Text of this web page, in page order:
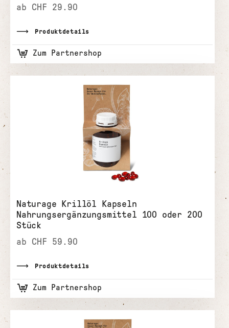
ab CHF 29.90
Produktdetails
Zum Partnershop
Naturage Krillöl Kapseln
Nahrungsergänzungsmittel 100 oder 200
Stück
ab CHF 59.90
Produktdetails
Zum Partnershop